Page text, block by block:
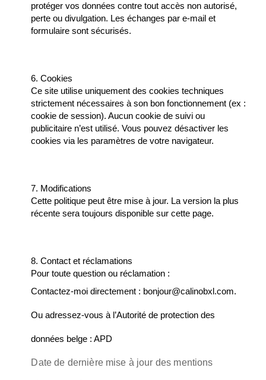
protéger vos données contre tout accès non autorisé,
perte ou divulgation. Les échanges par e-mail et
formulaire sont sécurisés.
6. Cookies
Ce site utilise uniquement des cookies techniques
strictement nécessaires à son bon fonctionnement (ex :
cookie de session). Aucun cookie de suivi ou
publicitaire n’est utilisé. Vous pouvez désactiver les
cookies via les paramètres de votre navigateur.
7. Modifications
Cette politique peut être mise à jour. La version la plus
récente sera toujours disponible sur cette page.
8. Contact et réclamations
Pour toute question ou réclamation :
Contactez-moi directement : bonjour@calinobxl.com.
Ou adressez-vous à l’Autorité de protection des
données belge : APD
Date de dernière mise à jour des mentions